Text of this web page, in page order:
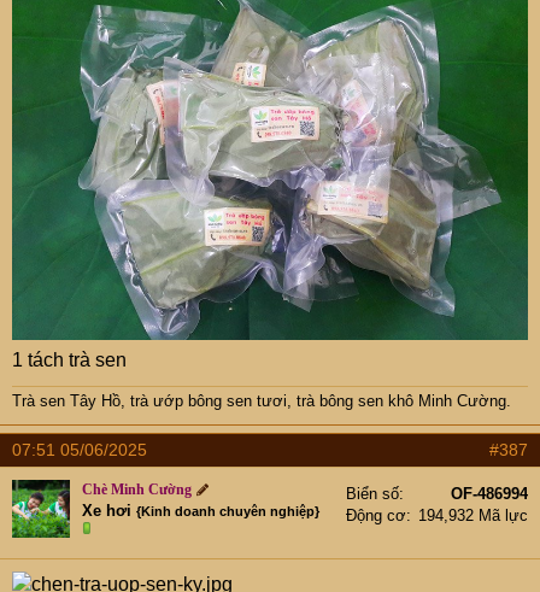
1 tách trà sen
Trà sen Tây Hồ, trà ướp bông sen tươi, trà bông sen khô Minh Cường.
07:51 05/06/2025 #387
Chè Minh Cường
Xe hơi {Kinh doanh chuyên nghiệp}
Biển số
OF-486994
Động cơ
194,932 Mã lực